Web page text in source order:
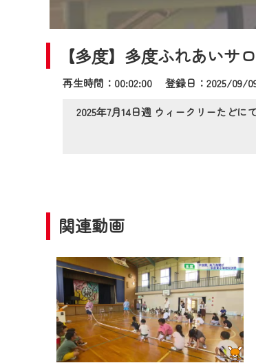
【多度】多度ふれあいサ
再生時間：00:02:00 登録日：2025/
2025年7月14日週 ウィークリーたどに
関連動画
＜メンテナンス情報＞
CCNetWebTVのリニュ
日時 9/24 9:30～16:30
ご不便をおかけいたし